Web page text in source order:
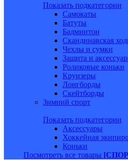
Показать подкатегории
Самокаты
Батуты
Бадминтон
Скандинавская
Чехлы и сумки
Защита и
Роликовые коньки
Круизеры
Лонгборды
Скейтборды
Зимний спорт
Показать подкатегории
Аксессуары
Хоккейная
Коньки
Посмотреть все товары